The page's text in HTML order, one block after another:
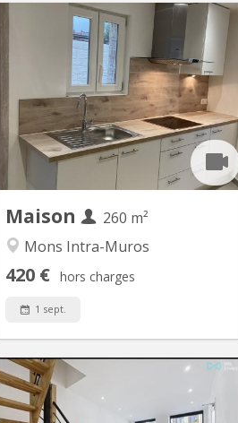
Maison
260 m²
Mons Intra-Muros
420 € hors charges
1 sept.
KM 2261
Colocation étudiante mixte à Mons – 1
chambre encore disponible dès le 1er
septembre 2026 Il reste une chambre
entièrement rénovée dans une
colocation de 4 étudiants, idéalement
située à seulement 300 mètres du
bâtiment des Sciences de l'UMons
(Campus Plaine de Nimy), soit à 2
KM 2368
Duplex 3 chambres – Première